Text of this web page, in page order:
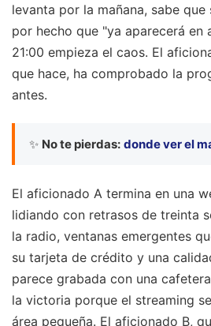
levanta por la mañana, sabe
por hecho que "ya aparecerá en
21:00 empieza el caos. El
que hace, ha comprobado la
antes.
✨ No te pierdas: donde ver el
El aficionado A termina en una
lidiando con retrasos de treinta
la radio, ventanas emergentes
su tarjeta de crédito y una
parece grabada con una
la victoria porque el streaming
área pequeña. El aficionado B,